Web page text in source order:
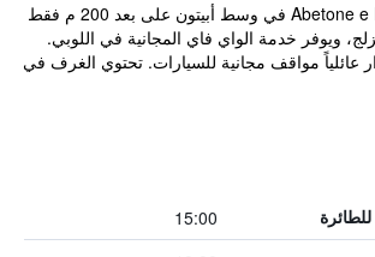
يقع Abetone e Piramidi Resort في وسط أبيتون على بعد 200 م فقط
ويوفر خدمة الواي فاي المجانية في اللوبي.
عائلياً مواقف مجانية للسيارات. تحتوي الغرف في
15:00